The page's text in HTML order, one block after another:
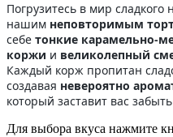
Погрузитесь в мир сладкого
нашим неповторимым
себе тонкие карамельно-
коржи и великолепный
Каждый корж пропитан
создавая невероятно
который заставит вас
Для выбора вкуса нажмите